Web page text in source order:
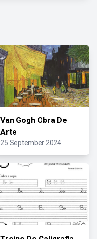
Van Gogh Obra De
Arte
25 September 2024